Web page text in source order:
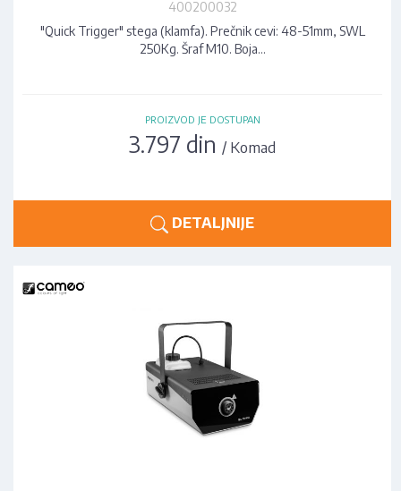
400200032
"Quick Trigger" stega (klamfa). Prečnik cevi: 48-51mm, SWL
250Kg. Šraf M10. Boja…
PROIZVOD JE DOSTUPAN
3.797 din / Komad
DETALJNIJE